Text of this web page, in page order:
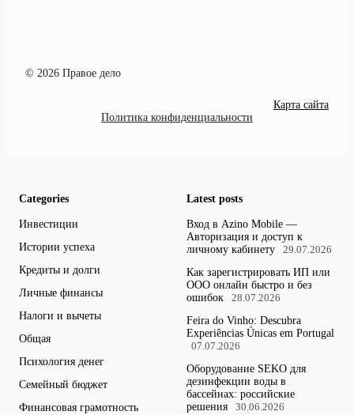
© 2026 Правое дело
Карта сайта
Политика конфиденциальности
Categories
Инвестиции
Истории успеха
Кредиты и долги
Личные финансы
Налоги и вычеты
Общая
Психология денег
Семейный бюджет
Финансовая грамотность
Latest posts
Вход в Azino Mobile —
Авторизация и доступ к
личному кабинету
29.07.2026
Как зарегистрировать ИП или
ООО онлайн быстро и без
ошибок
28.07.2026
Feira do Vinho: Descubra
Experiências Únicas em Portugal
07.07.2026
Оборудование SEKO для
дезинфекции воды в
бассейнах: российские
решения
30.06.2026